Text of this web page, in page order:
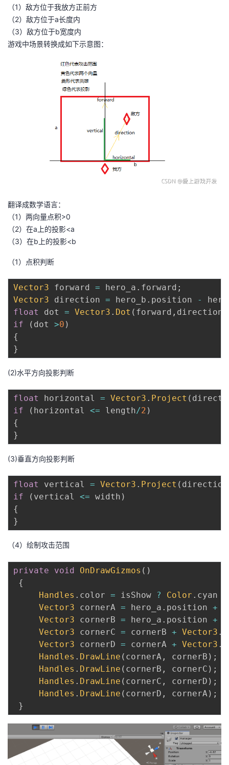
的
课
我
的
我
技
术
的
云
（1）敌方位于我放方正前方
（2）敌方位于a长度内
（3）敌方位于b宽度内
游戏中场景转换成如下示意图：
翻译成数学语言：
（1）两向量点积>0
（2）在a上的投影<a
（3）在b上的投影<b
（1）点积判断
Vector3 forward = hero_a . forward ;
Vector3 direction = hero_b . position -
float
dot = Vector3 . Dot ( forward , direction
if
( dot >0 )
{
}
(2)水平方向投影判断
float horizontal = Vector3 . Project (
if
( horizontal <= length/2 )
{
}
(3)垂直方向投影判断
float vertical = Vector3 . Project ( direction
if
( vertical <= width )
{
}
（4）绘制攻击范围
private void OnDrawGizmos ( )
{
Handles . color = isShow ? Color . cyan
Vector3 cornerA = hero_a . position +
Vector3 cornerB = hero_a . position +
Vector3 cornerC = cornerB + Vector3 .
Vector3 cornerD = cornerA + Vector3 .
Handles . DrawLine ( cornerA , cornerB ) ;
Handles . DrawLine ( cornerB , cornerC ) ;
Handles . DrawLine ( cornerC , cornerD ) ;
Handles . DrawLine ( cornerD , cornerA) ;
}